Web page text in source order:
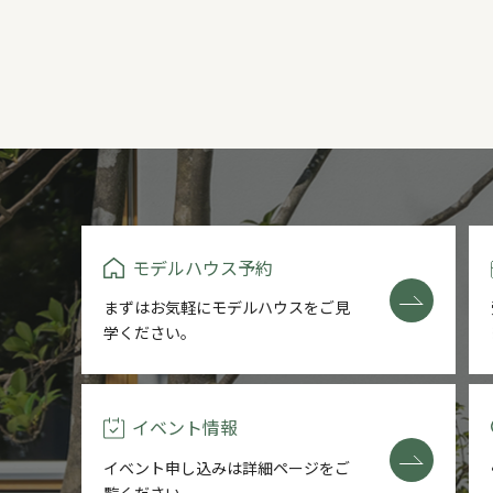
モデルハウス予約
まずはお気軽にモデルハウスをご見
学ください。
イベント情報
イベント申し込みは詳細ページをご